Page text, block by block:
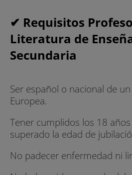
✔ Requisitos
Literatura de
Secundaria
Ser español o nacional de
Europea.
Tener cumplidos los 18
superado la edad de
No padecer enfermedad ni